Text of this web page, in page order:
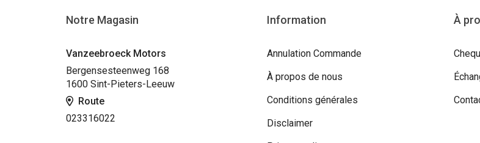
Notre Magasin
Vanzeebroeck Motors
Bergensesteenweg 168
1600 Sint-Pieters-Leeuw
Route
023316022
Information
Annulation Commande
À propos de nous
Conditions générales
Disclaimer
À